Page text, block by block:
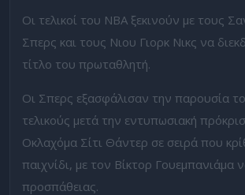
Οι τελικοί του NBA ξεκινούν με τους
Σπερς και τους Νιου Γιορκ Νικς να
τίτλο του πρωταθλητή.
Οι Σπερς εξασφάλισαν την παρουσία
τελικούς μετά την εντυπωσιακή
Οκλαχόμα Σίτι Θάντερ σε σειρά που
παιχνίδι, με τον Βίκτορ Γουεμπανιάμα
προσπάθειας.